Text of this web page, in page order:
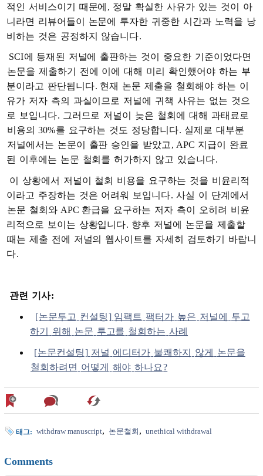
적인 서비스이기 때문에 , 정말 확실한 사유가 있는 것이
아
니라면 리뷰어들이 논문에 투자한 귀중한 시간과 노력을 낭
비하는 것은 공정하지 않습니다.
SCI에 등재 된 저널에 출판하는 것이 중요한 기준이었다면
논문을 제출하기 전에 이에 대해 미리 확인했어야 하는 부
분이라고 판단됩니다. 현재 논문 제출을 철회해야 하는 이
유가 저자 측의 과실이므로 저널에 귀책 사유는 없는 것으
로
보입니다. 그러므로 저널이 늦은 철회에 대해 과태료로
비용의 30%를 요구하는 것도 정당합니다. 실제로 대부분
저널에서는 논문이 출판 승인을 받았고 , APC 지급이
완료
된
이후에는 논문 철회를 허가하지 않고 있습니다.
이 상황에서 저널이 철회 비용을 요구하는 것을 비윤리적
이라고 주장하는 것은 어려워 보입니다. 사실 이
단계에서
논문 철회와 APC 환급을 요구하는 저자 측이 오히려 비윤
리적으로
보이는 상황입니다. 향후 저널에 논문을 제출할
때는 제출 전에 저널의 웹사이트를 자세히 검토하기
바랍니
다.
관련 기사:
[논문투고 컨설팅] 임팩트 팩터가 높은 저널에
투고
하기
위해 논문 투고를 철회하는 사례
[논문컨설팅] 저널 에디터가 불쾌하지 않게
논문을
철회하려면 어떻게 해야 하나요?
태그: withdraw manuscript 논문철회 unethical withdrawal
Comments